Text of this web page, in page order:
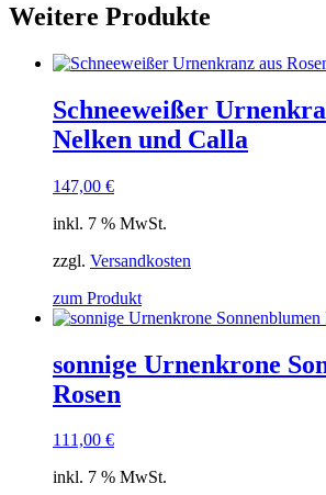
Weitere Produkte
Schneeweißer
Nelken und Calla
147,00 €
inkl. 7 % MwSt.
zzgl. Versandkosten
zum Produkt
sonnige Urnenkrone
Rosen
111,00 €
inkl. 7 % MwSt.